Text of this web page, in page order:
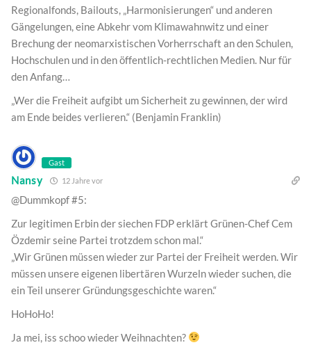
Regionalfonds, Bailouts, „Harmonisierungen“ und anderen
Gängelungen, eine Abkehr vom Klimawahnwitz und einer
Brechung der neomarxistischen Vorherrschaft an den Schulen,
Hochschulen und in den öffentlich-rechtlichen Medien. Nur für
den Anfang…
„Wer die Freiheit aufgibt um Sicherheit zu gewinnen, der wird
am Ende beides verlieren.“ (Benjamin Franklin)
Gast
Nansy 12 Jahre vor
@Dummkopf #5:
Zur legitimen Erbin der siechen FDP erklärt Grünen-Chef Cem
Özdemir seine Partei trotzdem schon mal.“
„Wir Grünen müssen wieder zur Partei der Freiheit werden. Wir
müssen unsere eigenen libertären Wurzeln wieder suchen, die
ein Teil unserer Gründungsgeschichte waren.“
HoHoHo!
Ja mei, iss schoo wieder Weihnachten?